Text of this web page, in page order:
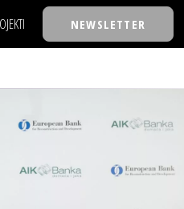
30 ISPOD 30
BACK TO OFFICE/SCHOOL
NEWSLETTER
NAJKOLEGA
30 ISPOD 30
BIZKOLEGIJUM